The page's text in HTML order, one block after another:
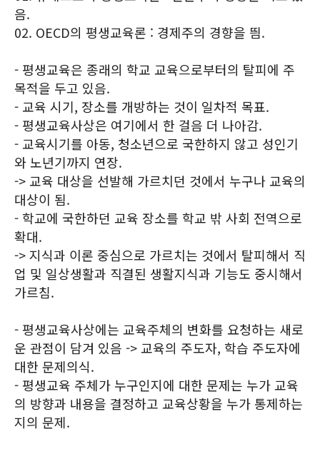
음.
02. OECD의 평생교육론 : 경제주의 경향을 띔.
- 평생교육은 종래의 학교 교육으로부터의 탈피에 주
목적을 두고 있음.
- 교육 시기, 장소를 개방하는 것이 일차적 목표.
- 평생교육사상은 여기에서 한 걸음 더 나아감.
- 교육시기를 아동, 청소년으로 국한하지 않고 성인기
와 노년기까지 연장.
-> 교육 대상을 선발해 가르치던 것에서 누구나 교육의
대상이 됨.
- 학교에 국한하던 교육 장소를 학교 밖 사회 전역으로
확대.
-> 지식과 이론 중심으로 가르치는 것에서 탈피해서 직
업 및 일상생활과 직결된 생활지식과 기능도 중시해서
가르침.
- 평생교육사상에는 교육주체의 변화를 요청하는 새로
운 관점이 담겨 있음 -> 교육의 주도자, 학습 주도자에
대한 문제의식.
- 평생교육 주체가 누구인지에 대한 문제는 누가 교육
의 방향과 내용을 결정하고 교육상황을 누가 통제하는
지의 문제.